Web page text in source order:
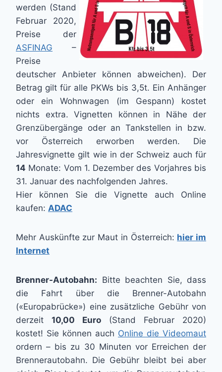
werden (Stand
Februar 2020,
Preise der
ASFINAG –
Preise
deutscher Anbieter können abweichen). Der
Betrag gilt für alle PKWs bis 3,5t. Ein Anhänger
oder ein Wohnwagen (im Gespann) kostet
nichts extra. Vignetten können in Nähe der
Grenzübergänge oder an Tankstellen in bzw.
vor Österreich erworben werden. Die
Jahresvignette gilt wie in der Schweiz auch für
14 Monate: Vom 1. Dezember des Vorjahres bis
31. Januar des nachfolgenden Jahres.
Hier können Sie die Vignette auch Online
kaufen: ADAC
Mehr Auskünfte zur Maut in Österreich: hier im
Internet
Brenner-Autobahn: Bitte beachten Sie, dass
die Fahrt über die Brenner-Autobahn
(«Europabrücke») eine zusätzliche Gebühr von
derzeit 10,00 Euro (Stand Februar 2020)
kostet! Sie können auch Online die Videomaut
ordern – bis zu 30 Minuten vor Erreichen der
Brennerautobahn. Die Gebühr bleibt bei aber